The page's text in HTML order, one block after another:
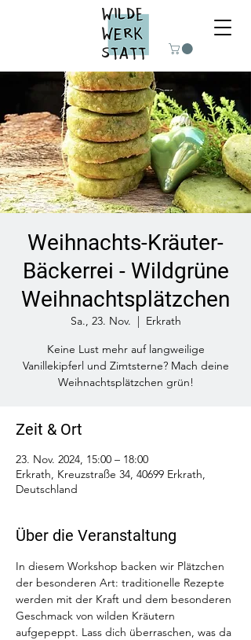
Weihnachts-Kräuter-
Bäckerrei - Wildgrüne
Weihnachtsplätzchen
Sa., 23. Nov.
  |
Erkrath
Keine Lust mehr auf langweilige
Vanillekipferl und Zimtsterne? Mach deine
Weihnachtsplätzchen grün!
Zeit & Ort
23. Nov. 2024, 15:00 – 18:00
Erkrath, Kreuzstraße 34, 40699 Erkrath,
Deutschland
Über die Veranstaltung
In diesem Workshop backen wir Plätzchen
der besonderen Art: traditionelle Rezepte
werden mit der Kraft und dem besonderen
Geschmack von wilden Kräutern
aufgepeppt. Lass dich überraschen, was da